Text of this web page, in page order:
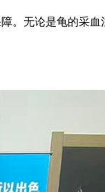
无论是龟的采血